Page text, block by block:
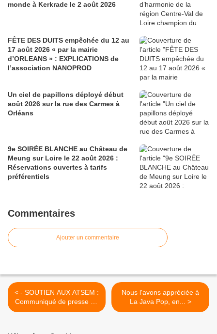
monde à Kerkrade le 2 août 2026
FÊTE DES DUITS empêchée du 12 au
17 août 2026 « par la mairie
d’ORLEANS » : EXPLICATIONS de
l’association NANOPROD
Un ciel de papillons déployé début
août 2026 sur la rue des Carmes à
Orléans
9e SOIRÉE BLANCHE au Château de
Meung sur Loire le 22 août 2026 :
Réservations ouvertes à tarifs
préférentiels
Commentaires
Ajouter un commentaire
< - SOUTIEN AUX ATSEM :
Communiqué de presse de
Serge Grouard, Député
Nous l'avons appréciée à
La Java Pop, en... >